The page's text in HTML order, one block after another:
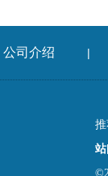
公司介绍 |